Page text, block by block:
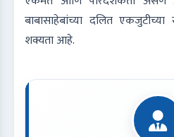
बाबासाहेबांच्या दलित एकजुटीच्या
शक्यता आहे.